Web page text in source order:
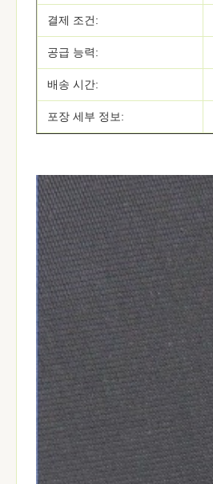
결제 조건:
공급 능력:
배송 시간:
포장 세부 정보: